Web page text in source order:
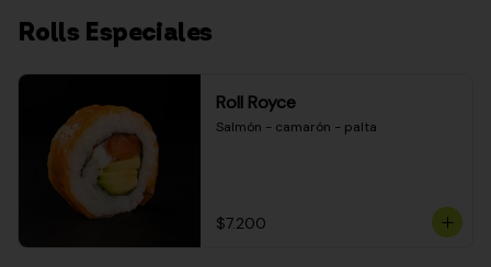
Rolls Especiales
Roll Royce
Salmón - camarón - palta
$7.200